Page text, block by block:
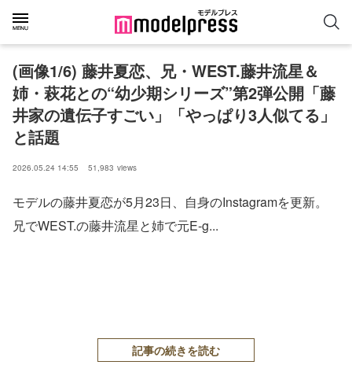
(画像1/6) 藤井夏恋、兄・WEST.藤井流星＆
姉・萩花との“幼少期シリーズ”第2弾公開「藤
井家の遺伝子すごい」「やっぱり3人似てる」
と話題
2026.05.24 14:55 51,983 views
モデルの藤井夏恋が5月23日、自身のInstagramを更新。
兄でWEST.の藤井流星と姉で元E-g...
記事の続きを読む